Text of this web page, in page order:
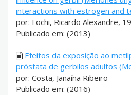
interactions with estrogen and
por: Fochi, Ricardo Alexandre,
Publicado em: (2013)
Efeitos da exposição ao
próstata de gerbilos adultos
por: Costa, Janaína Ribeiro
Publicado em: (2016)